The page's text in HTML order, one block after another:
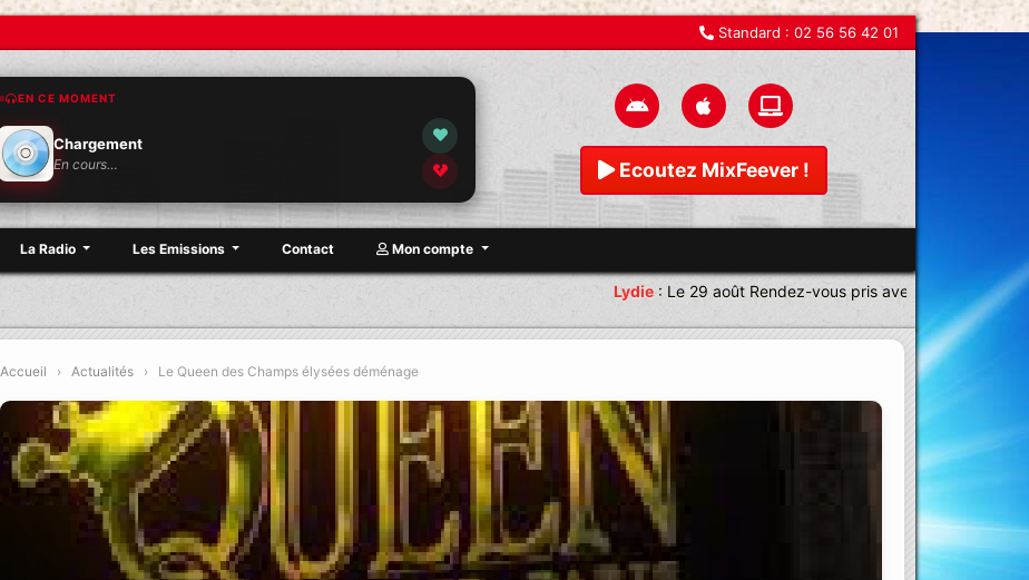
Standard : 02 56 56 42 01
EN CE MOMENT
Chargement
En cours… Ecoutez MixFeever !
La Radio Les Emissions Contact Mon compte
:Le 29 août Rendez-vous pris avec une équipe
Accueil › Actualités › Le Queen des Champs élysées déménage